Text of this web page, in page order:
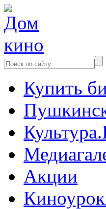
Купить
Акции